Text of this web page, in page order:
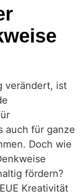
verändert, ist
auch für ganze
Doch wie
fördern?
Kreativität